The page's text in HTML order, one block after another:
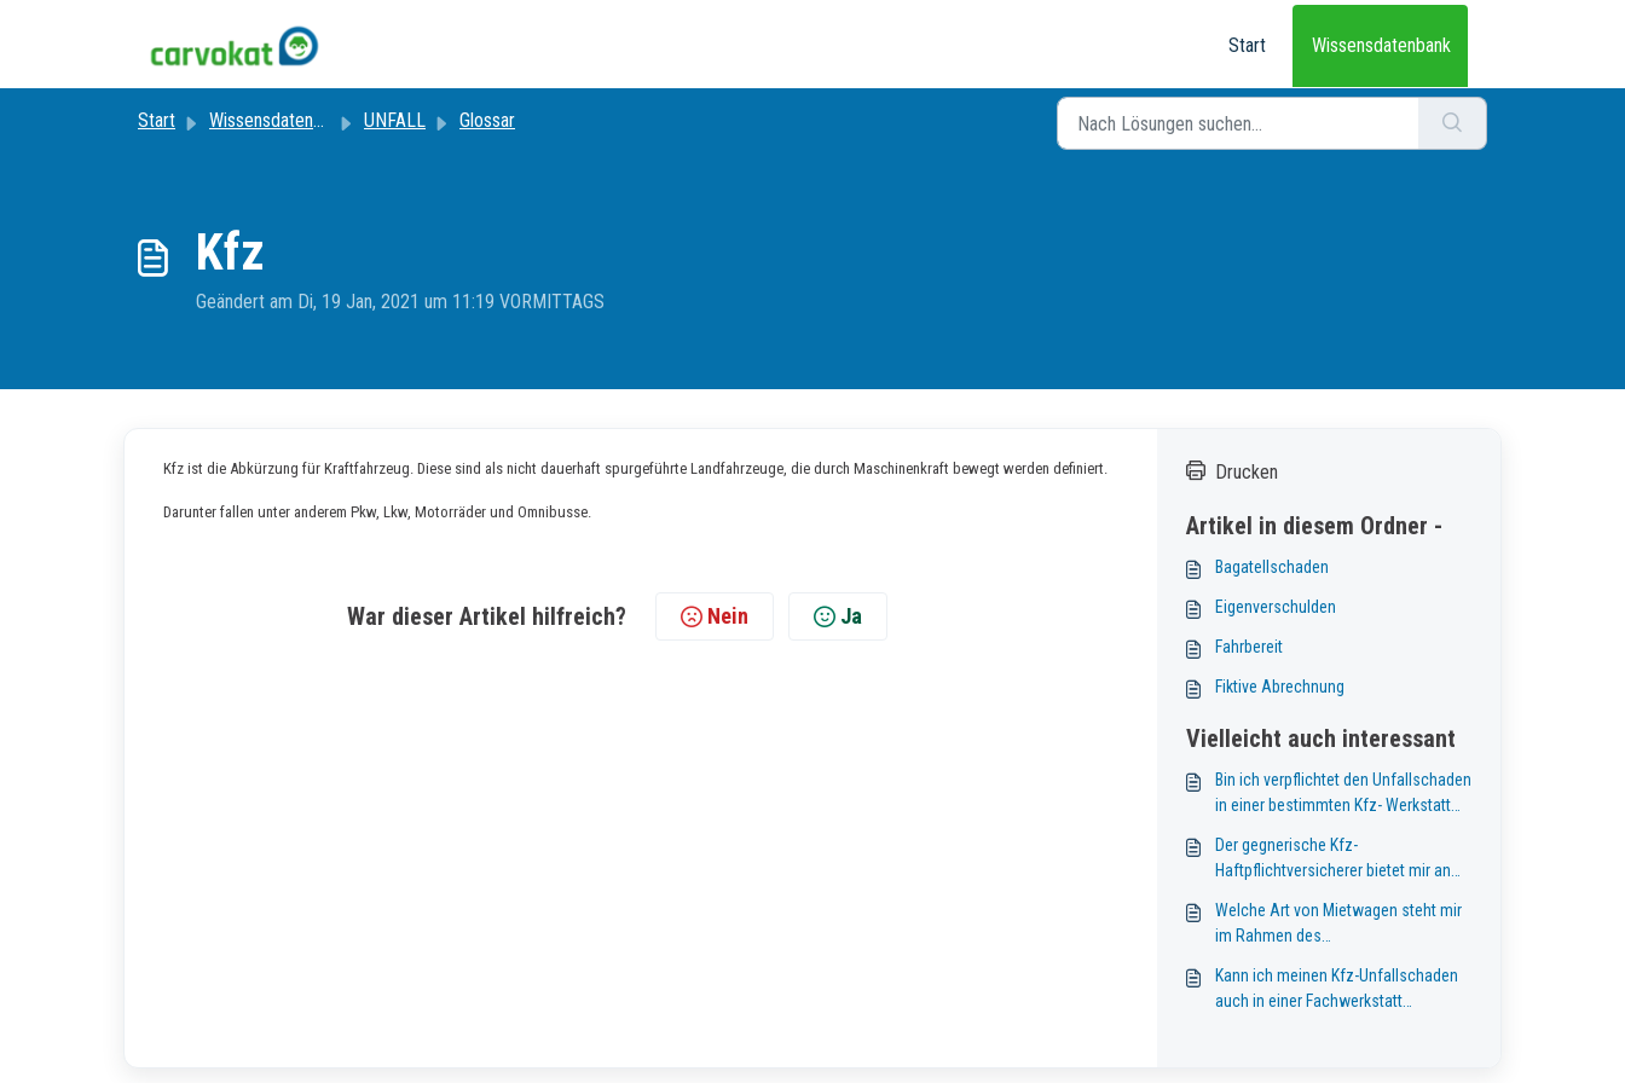
Start
Wissensdatenbank
Start Wissensdatenbank UNFALL Glossar
Kfz
Geändert am Di, 19 Jan, 2021 um 11:19 VORMITTAGS
Kfz ist die Abkürzung für Kraftfahrzeug. Diese sind als nicht dauerhaft spurgeführte Landfahrzeuge, die durch Maschinenkraft bewegt werden definiert.
Darunter fallen unter anderem Pkw, Lkw, Motorräder und Omnibusse.
War dieser Artikel hilfreich? Nein Ja
Drucken
Artikel in diesem Ordner -
Bagatellschaden
Eigenverschulden
Fahrbereit
Fiktive Abrechnung
Vielleicht auch interessant
Bin ich verpflichtet den Unfallschaden
in einer bestimmten Kfz- Werkstatt
Der gegnerische Kfz-
Haftpflichtversicherer bietet mir an
zu übernehmen, soll ich das
annehmen?
Welche Art von Mietwagen steht mir
im Rahmen des
Kann ich meinen Kfz-Unfallschaden
auch in einer Fachwerkstatt